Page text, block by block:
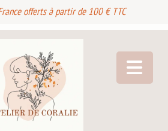
offerts à partir de 100 € TTC